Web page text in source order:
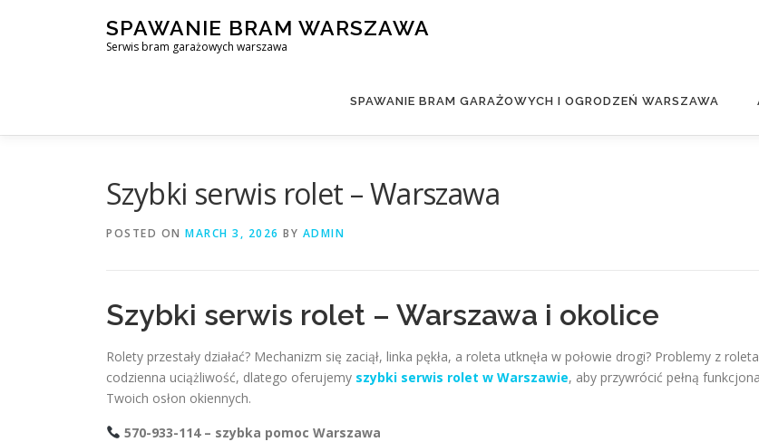
SPAWANIE BRAM WARSZAWA
Serwis bram garażowych warszawa
SPAWANIE BRAM GARAŻOWYCH I OGRODZEŃ WARSZAWA
Szybki serwis rolet – Warszawa
POSTED ON MARCH 3, 2026 BY ADMIN
Szybki serwis rolet – Warszawa i okolice
Rolety przestały działać? Mechanizm się zaciął, linka pękła, a roleta utknęła w połowie drogi? Problemy z
codzienna uciążliwość, dlatego oferujemy szybki serwis rolet w Warszawie, aby przywrócić pełną
Twoich osłon okiennych.
570-933-114 – szybka pomoc Warszawa